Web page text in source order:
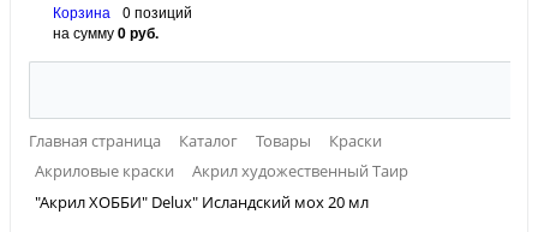
Корзина
0 позиций
на сумму0 руб.
Главная страница Каталог Товары
Краски
Акриловые краски
Акрил художественный Таир
"Акрил ХОББИ" Delux" Исландский мох 20 мл